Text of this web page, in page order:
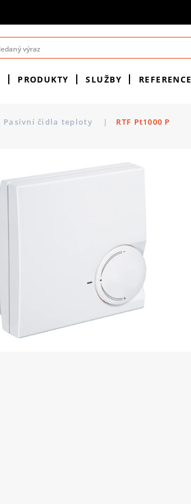
PRODUKTY SLUŽBY REFERENCE
Pasivní čidla teploty | RTF Pt1000 P